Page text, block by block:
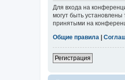
Для входа на
могут быть
принятыми на
Общие правила
Регистрация